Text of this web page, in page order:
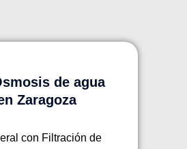
de agua
Zaragoza
con Filtración de